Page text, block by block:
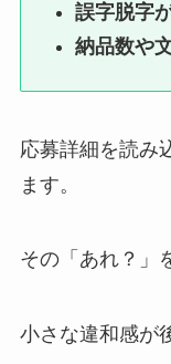
誤字脱字
納品数や
応募詳細を読み
ます。
その「あれ？」
小さな違和感が